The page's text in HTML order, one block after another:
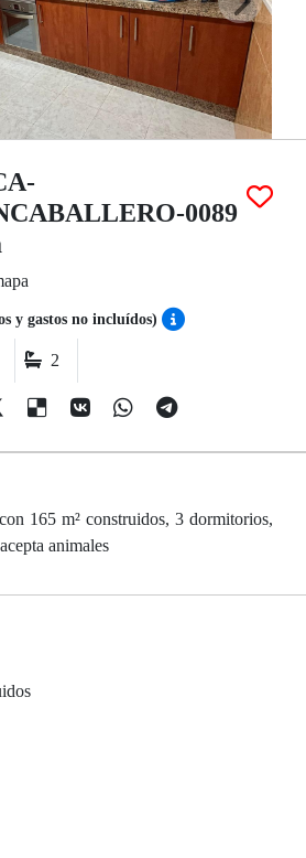
0089
y gastos no incluídos)
2
165 m² construidos, 3 dormitorios,
animales